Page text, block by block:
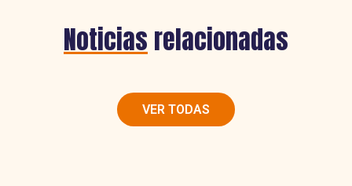
Noticias relacionadas
VER TODAS